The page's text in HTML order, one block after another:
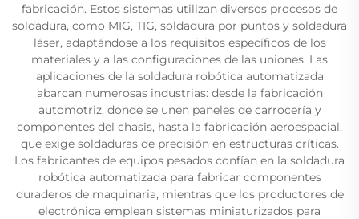
fabricación. Estos sistemas utilizan diversos procesos de
soldadura, como MIG, TIG, soldadura por puntos y soldadura
láser, adaptándose a los requisitos específicos de los
materiales y a las configuraciones de las uniones. Las
aplicaciones de la soldadura robótica automatizada
abarcan numerosas industrias: desde la fabricación
automotriz, donde se unen paneles de carrocería y
componentes del chasis, hasta la fabricación aeroespacial,
que exige soldaduras de precisión en estructuras críticas.
Los fabricantes de equipos pesados confían en la soldadura
robótica automatizada para fabricar componentes
duraderos de maquinaria, mientras que los productores de
electrónica emplean sistemas miniaturizados para